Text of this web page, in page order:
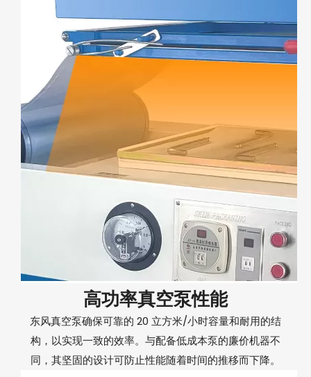
高功率真空泵性能
东风真空泵确保可靠的 20 立方米/小时容量和耐用的结
构，以实现一致的效率。与配备低成本泵的廉价机器不
同，其坚固的设计可防止性能随着时间的推移而下降。